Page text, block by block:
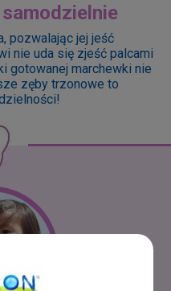
pozwalając jej jeść
nie uda się zjeść palcami
gotowanej marchewki nie
zęby trzonowe to